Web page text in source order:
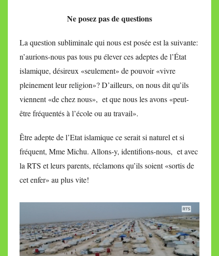
Ne posez pas de questions
La question subliminale qui nous est posée est la suivante:
n’aurions-nous pas tous pu élever ces adeptes de l’État
islamique, désireux «seulement» de pouvoir «vivre
pleinement leur religion»? D’ailleurs, on nous dit qu’ils
viennent «de chez nous», et que nous les avons «peut-
être fréquentés à l’école ou au travail».
Être adepte de l’Etat islamique ce serait si naturel et si
fréquent, Mme Michu. Allons-y, identifions-nous, et avec
la RTS et leurs parents, réclamons qu’ils soient «sortis de
cet enfer» au plus vite!